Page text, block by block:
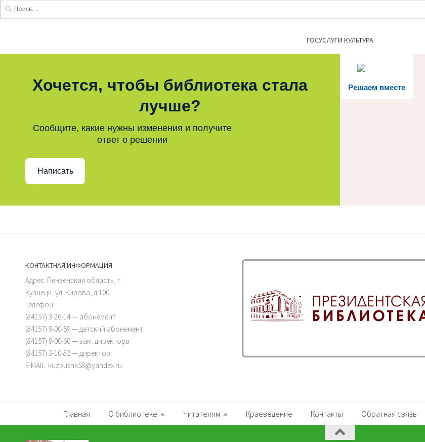
ГОСУСЛУГИ КУЛЬТУРА
Решаем вместе
Хочется, чтобы библиотека стала
лучше?
Сообщите, какие нужны изменения и получите
ответ о решении
Написать
КОНТАКТНАЯ ИНФОРМАЦИЯ
Адрес: Пензенская область, г.
Кузнецк, ул. Кирова, д.100
Телефон:
(84157) 3-26-14 — абонемент
(84157) 9-00-59 — детский абонемент
(84157) 9-00-60 — зам. директора
(84157) 3-10-82 — директор
E-MAIL: kuzpushk58@yandex.ru
Главная О библиотеке Читателям Краеведение Контакты Обратная связь